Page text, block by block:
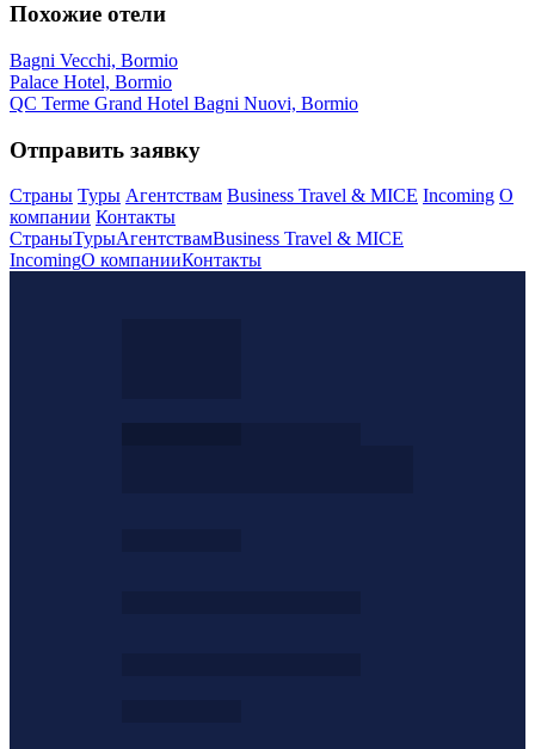
Похожие отели
Bagni Vecchi, Bormio
Palace Hotel, Bormio
QC Terme Grand Hotel Bagni Nuovi, Bormio
Отправить заявку
Страны Туры Агентствам Business Travel & MICE Incoming О
компании Контакты
СтраныТурыАгентствамBusiness Travel & MICE
IncomingО компанииКонтакты